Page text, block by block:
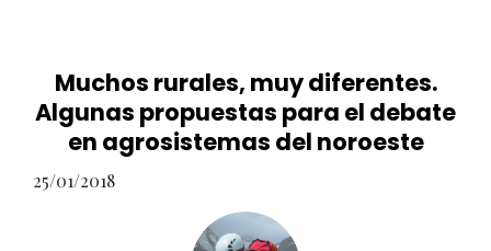
Muchos rurales, muy diferentes.
Algunas propuestas para el debate
en agrosistemas del noroeste
25/01/2018